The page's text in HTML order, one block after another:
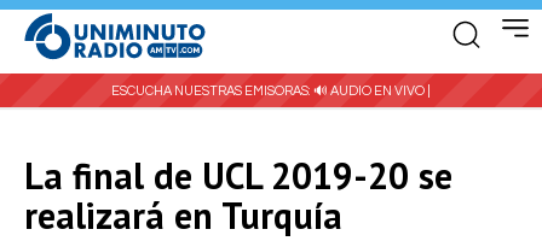
ESCUCHA NUESTRAS EMISORAS: 🔊 AUDIO EN VIVO |
La final de UCL 2019-20 se
realizará en Turquía